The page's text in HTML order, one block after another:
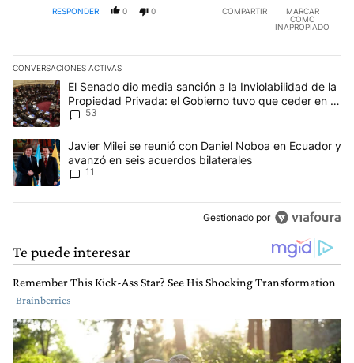
RESPONDER 0 0 COMPARTIR
MARCAR
COMO
INAPROPIADO
CONVERSACIONES ACTIVAS
Este listado muestra los artículos con más comentarios en los
Un artículo de tendencia con el título "El Senado dio media
El Senado dio media sanción a la Inviolabilidad de la
Propiedad Privada: el Gobierno tuvo que ceder en la
Ley del Manejo del Fuego
53
Un artículo de tendencia con el título "Javier Milei se reunió con
Javier Milei se reunió con Daniel Noboa en Ecuador y
avanzó en seis acuerdos bilaterales
11
Gestionado por